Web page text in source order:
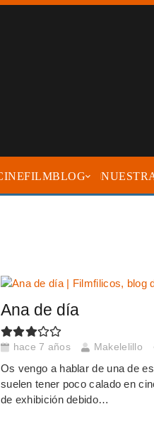
FILMBLOG
Ana de día
hace 7 años Makelelillo
Os vengo a hablar de una de
suelen tener poco calado en
de exhibición debido…